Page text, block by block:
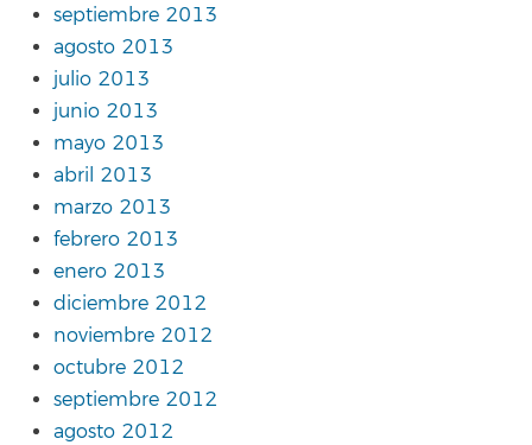
septiembre 2013
agosto 2013
julio 2013
junio 2013
mayo 2013
abril 2013
marzo 2013
febrero 2013
enero 2013
diciembre 2012
noviembre 2012
octubre 2012
septiembre 2012
agosto 2012